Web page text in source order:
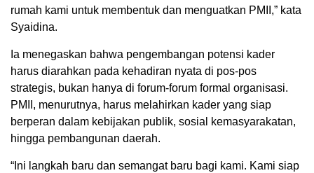
rumah kami untuk membentuk dan menguatkan PMII,” kata
Syaidina.
Ia menegaskan bahwa pengembangan potensi kader
harus diarahkan pada kehadiran nyata di pos-pos
strategis, bukan hanya di forum-forum formal organisasi.
PMII, menurutnya, harus melahirkan kader yang siap
berperan dalam kebijakan publik, sosial kemasyarakatan,
hingga pembangunan daerah.
“Ini langkah baru dan semangat baru bagi kami. Kami siap